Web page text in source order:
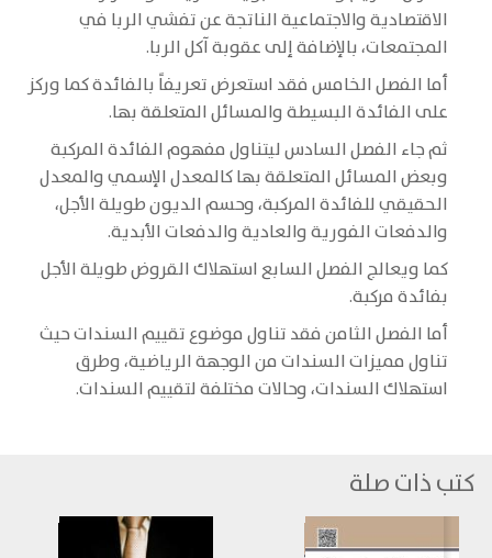
الاقتصادية والاجتماعية الناتجة عن تفشي الربا في
المجتمعات، بالإضافة إلى عقوبة آكل الربا.
أما الفصل الخامس فقد استعرض تعريفاً بالفائدة كما وركز
على الفائدة البسيطة والمسائل المتعلقة بها.
ثم جاء الفصل السادس ليتناول مفهوم الفائدة المركبة
وبعض المسائل المتعلقة بها كالمعدل الإسمي والمعدل
الحقيقي للفائدة المركبة، وحسم الديون طويلة الأجل،
والدفعات الفورية والعادية والدفعات الأبدية.
كما ويعالج الفصل السابع استهلاك القروض طويلة الأجل
بفائدة مركبة.
أما الفصل الثامن فقد تناول موضوع تقييم السندات حيث
تناول مميزات السندات من الوجهة الرياضية، وطرق
استهلاك السندات، وحالات مختلفة لتقييم السندات.
كتب ذات صلة